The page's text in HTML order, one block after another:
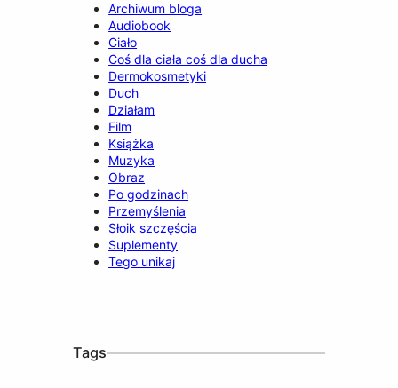
Archiwum bloga
Audiobook
Ciało
Coś dla ciała coś dla ducha
Dermokosmetyki
Duch
Działam
Film
Książka
Muzyka
Obraz
Po godzinach
Przemyślenia
Słoik szczęścia
Suplementy
Tego unikaj
Tags